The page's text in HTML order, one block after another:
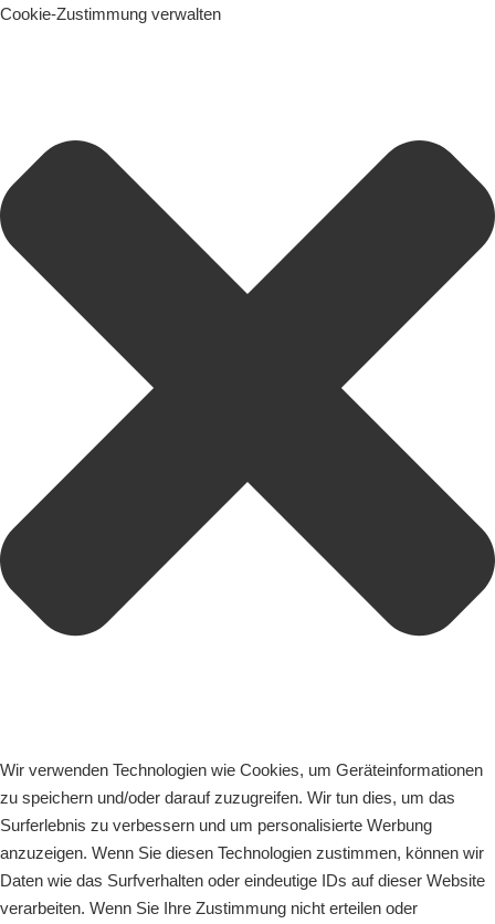
Cookie-Zustimmung verwalten
Wir verwenden Technologien wie Cookies, um Geräteinformationen
zu speichern und/oder darauf zuzugreifen. Wir tun dies, um das
Surferlebnis zu verbessern und um personalisierte Werbung
anzuzeigen. Wenn Sie diesen Technologien zustimmen, können wir
Daten wie das Surfverhalten oder eindeutige IDs auf dieser Website
verarbeiten. Wenn Sie Ihre Zustimmung nicht erteilen oder